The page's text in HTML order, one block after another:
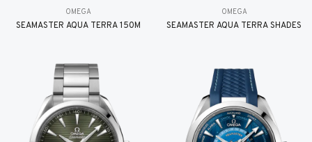
OMEGA
SEAMASTER AQUA TERRA 150M
OMEGA
SEAMASTER AQUA TERRA SHADES